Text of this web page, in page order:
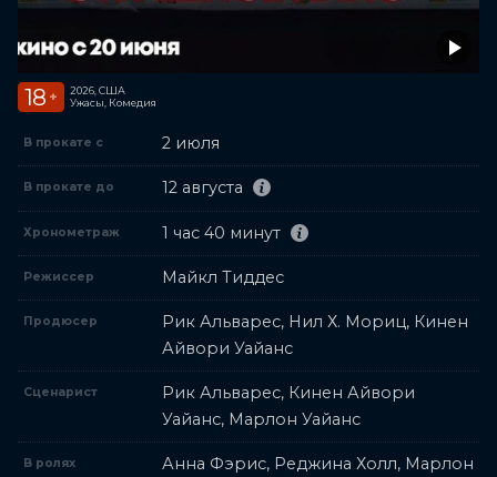
18 +
2026, США
Ужасы, Комедия
В прокате с 2 июля
В прокате до 12 августа
Хронометраж 1 час 40 минут
Режиссер Майкл Тиддес
Продюсер
Рик Альварес, Нил Х. Мориц, Кинен
Айвори Уайанс
Сценарист
Рик Альварес, Кинен Айвори
Уайанс, Марлон Уайанс
В ролях
Анна Фэрис, Реджина Холл, Марлон